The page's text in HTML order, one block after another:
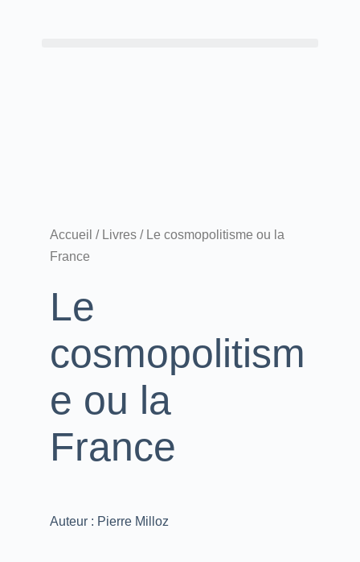
Accueil / Livres/ Le cosmopolitisme ou la
France
Le
cosmopolitism
e ou la
France
Auteur : Pierre Milloz